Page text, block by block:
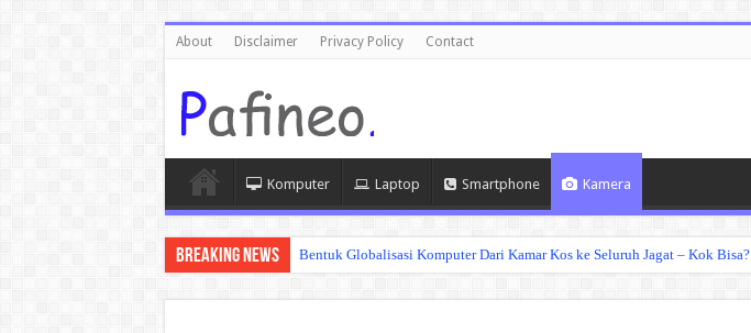
About Disclaimer Privacy Policy Contact
Komputer Laptop Smartphone Kamera
Breaking News Bentuk Globalisasi Komputer Dari Kamar Kos ke Seluruh Jagat – Kok Bisa?